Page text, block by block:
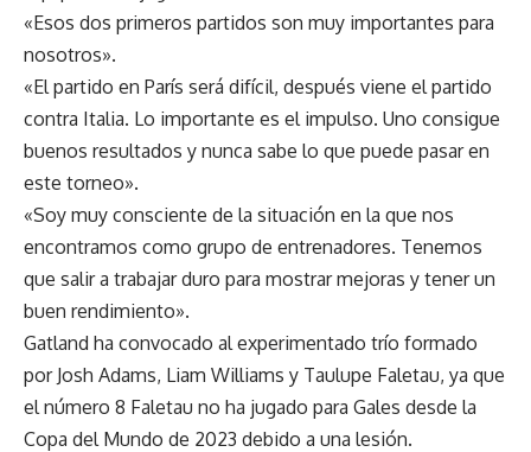
«Esos dos primeros partidos son muy importantes para
nosotros».
«El partido en París será difícil, después viene el partido
contra Italia. Lo importante es el impulso. Uno consigue
buenos resultados y nunca sabe lo que puede pasar en
este torneo».
«Soy muy consciente de la situación en la que nos
encontramos como grupo de entrenadores. Tenemos
que salir a trabajar duro para mostrar mejoras y tener un
buen rendimiento».
Gatland ha convocado al experimentado trío formado
por Josh Adams, Liam Williams y Taulupe Faletau, ya que
el número 8 Faletau no ha jugado para Gales desde la
Copa del Mundo de 2023 debido a una lesión.